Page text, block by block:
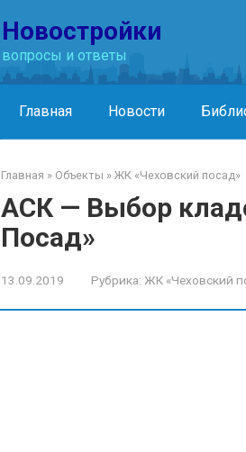
Новостройки
вопросы и ответы
Главная Новости
Главная » Объекты » ЖК «Чеховский посад»
АСК — Выбор
Посад»
13.09.2019 Рубрика: ЖК «Чеховский